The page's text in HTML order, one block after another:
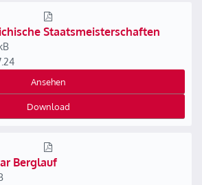
Staatsmeisterschaften
Ansehen
Download
Berglauf